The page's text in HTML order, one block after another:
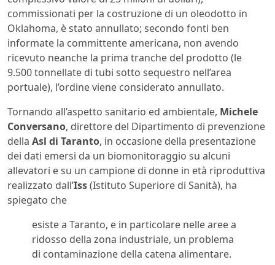
commissionati per la costruzione di un oleodotto in
Oklahoma, è stato annullato; secondo fonti ben
informate la committente americana, non avendo
ricevuto neanche la prima tranche del prodotto (le
9.500 tonnellate di tubi sotto sequestro nell’area
portuale), l’ordine viene considerato annullato.
Tornando all’aspetto sanitario ed ambientale, Michele
Conversano, direttore del Dipartimento di prevenzione
della Asl di Taranto, in occasione della presentazione
dei dati emersi da un biomonitoraggio su alcuni
allevatori e su un campione di donne in età riproduttiva
realizzato dall’Iss(Istituto Superiore di Sanità), ha
spiegato che
esiste a Taranto, e in particolare nelle aree a
ridosso della zona industriale, un problema
di contaminazione della catena alimentare.